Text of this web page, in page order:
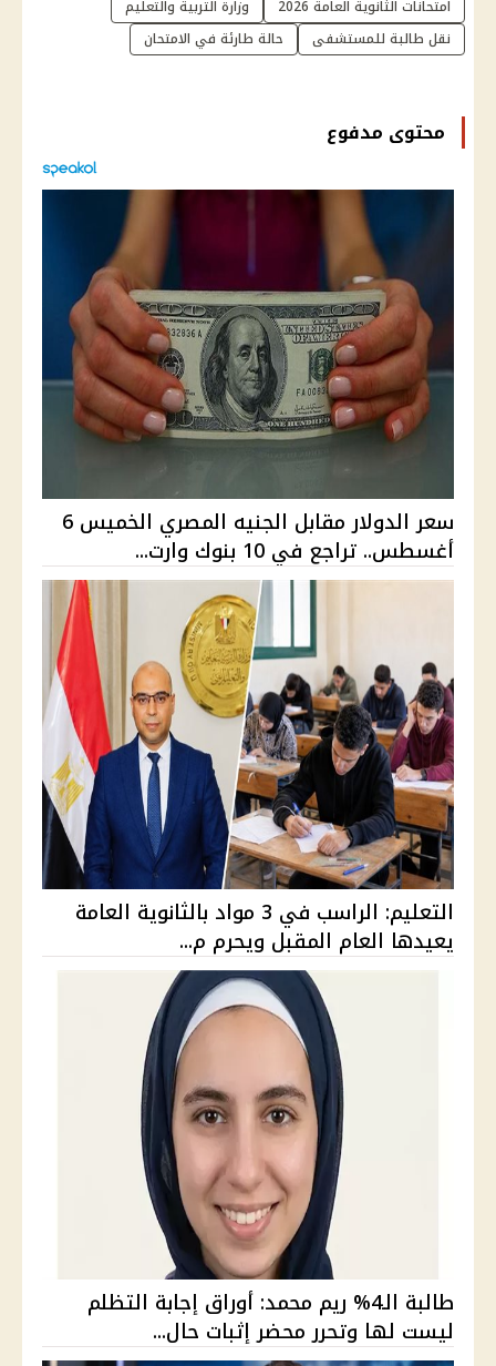
امتحانات الثانوية العامة 2026
وزارة التربية والتعليم
نقل طالبة للمستشفى
حالة طارئة في الامتحان
محتوى مدفوع
سعر الدولار مقابل الجنيه المصري الخميس 6
أغسطس.. تراجع في 10 بنوك وارت...
التعليم: الراسب في 3 مواد بالثانوية العامة
يعيدها العام المقبل ويحرم م...
طالبة الـ4% ريم محمد: أوراق إجابة التظلم
ليست لها وتحرر محضر إثبات حال...